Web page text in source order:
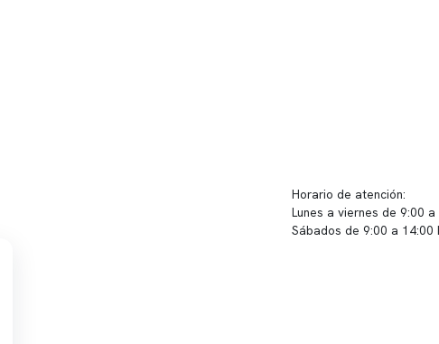
Horario de atención:
Lunes a viernes de 9:00 a
Sábados de 9:00 a 14:00